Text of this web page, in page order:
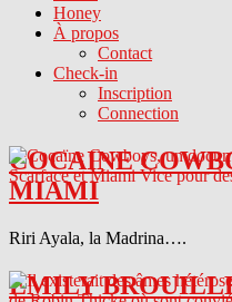
Honey
À propos
Contact
Check-in
Inscription
Connection
COCAINE
MIAMI
Riri Ayala, la Madrina….
EMILY